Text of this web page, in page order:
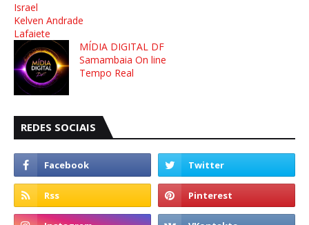
Israel
Kelven Andrade
Lafaiete
MÍDIA DIGITAL DF
Samambaia On line
Tempo Real
REDES SOCIAIS